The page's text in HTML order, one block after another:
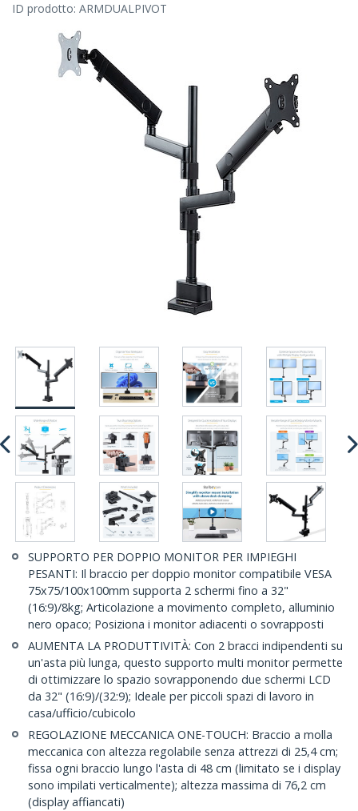
ID prodotto: ARMDUALPIVOT
SUPPORTO PER DOPPIO MONITOR PER IMPIEGHI
PESANTI: Il braccio per doppio monitor compatibile VESA
75x75/100x100mm supporta 2 schermi fino a 32"
(16:9)/8kg; Articolazione a movimento completo, alluminio
nero opaco; Posiziona i monitor adiacenti o sovrapposti
AUMENTA LA PRODUTTIVITÀ: Con 2 bracci indipendenti su
un'asta più lunga, questo supporto multi monitor permette
di ottimizzare lo spazio sovrapponendo due schermi LCD
da 32" (16:9)/(32:9); Ideale per piccoli spazi di lavoro in
casa/ufficio/cubicolo
REGOLAZIONE MECCANICA ONE-TOUCH: Braccio a molla
meccanica con altezza regolabile senza attrezzi di 25,4 cm;
fissa ogni braccio lungo l'asta di 48 cm (limitato se i display
sono impilati verticalmente); altezza massima di 76,2 cm
(display affiancati)